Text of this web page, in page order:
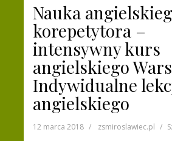
Nauka
korepetytora –
intensywny kurs
angielskiego
Indywidualne
angielskiego
12 marca 2018 zsmiroslawiec.pl